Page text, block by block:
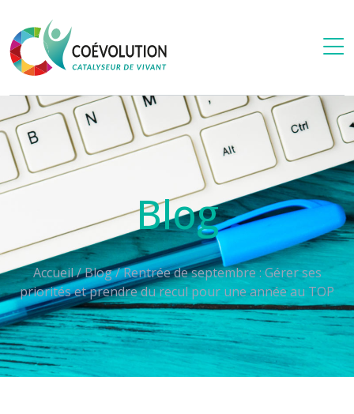
Blog
Accueil/Blog/Rentrée de septembre : Gérer ses
priorités et prendre du recul pour une année au TOP